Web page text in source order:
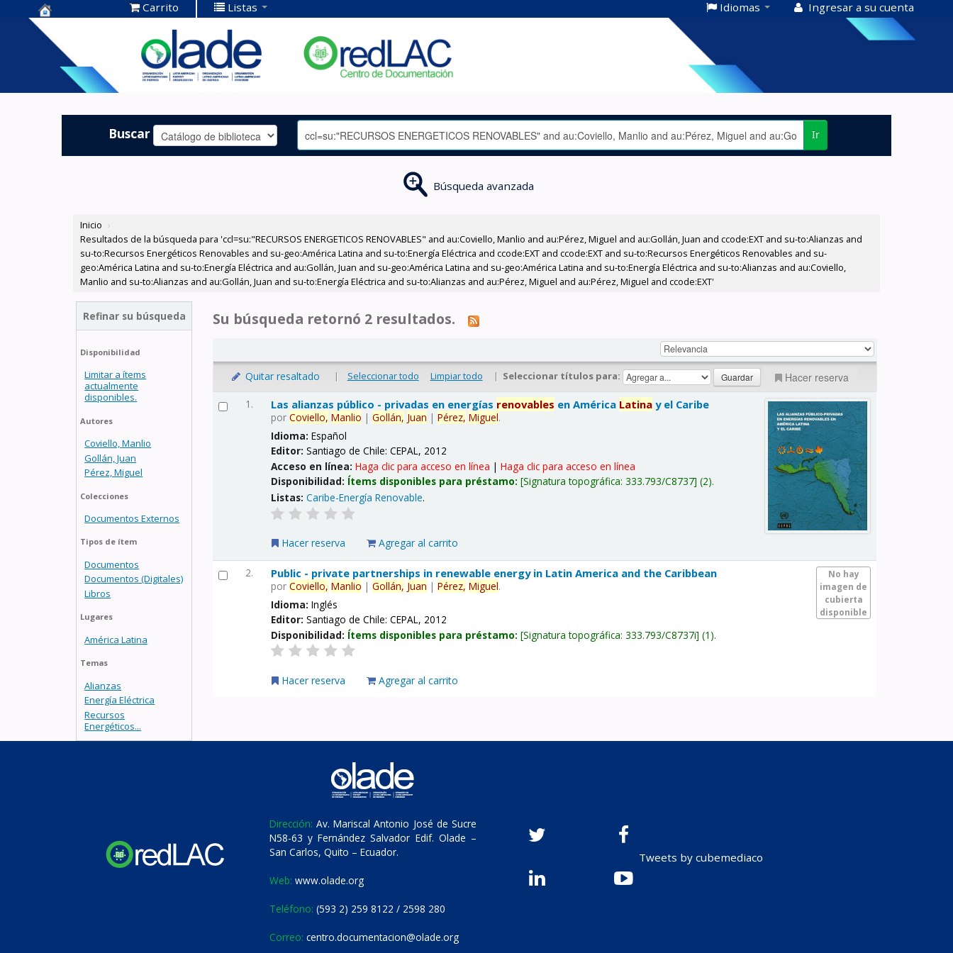
Centro de
Documentación
OLADE -
Carrito Listas Idiomas Ingresar a su cuenta
Buscar Ir
Búsqueda avanzada
Inicio ›
Resultados de la búsqueda para 'ccl=su:"RECURSOS ENERGETICOS RENOVABLES" and au:Coviello, Manlio and au:Pérez, Miguel and au:Gollán, Juan and ccode:EXT and su-to:Alianzas and
su-to:Recursos Energéticos Renovables and su-geo:América Latina and su-to:Energía Eléctrica and ccode:EXT and ccode:EXT and su-to:Recursos Energéticos Renovables and su-
geo:América Latina and su-to:Energía Eléctrica and au:Gollán, Juan and su-geo:América Latina and su-geo:América Latina and su-to:Energía Eléctrica and su-to:Alianzas and au:Coviello,
Manlio and su-to:Alianzas and au:Gollán, Juan and su-to:Energía Eléctrica and su-to:Alianzas and au:Pérez, Miguel and au:Pérez, Miguel and ccode:EXT'
Refinar su búsqueda
Disponibilidad
Limitar a ítems
actualmente
disponibles.
Autores
Coviello, Manlio
Gollán, Juan
Pérez, Miguel
Colecciones
Documentos Externos
Tipos de ítem
Documentos
Documentos (Digitales)
Libros
Lugares
América Latina
Temas
Alianzas
Energía Eléctrica
Recursos
Energéticos...
Su búsqueda retornó 2 resultados.
Quitar resaltado | Seleccionar todo Limpiar todo | Seleccionar títulos para: Hacer reserva
1. Las alianzas público - privadas en energías renovables en América Latina y el Caribe
porCoviello, Manlio |Gollán, Juan |Pérez, Miguel.
Idioma:Español
Editor:Santiago de Chile: CEPAL, 2012
Acceso en línea:Haga clic para acceso en línea |Haga clic para acceso en línea
Disponibilidad: Ítems disponibles para préstamo: Signatura topográfica:333.793/C8737 (2).
Listas: Caribe-Energía Renovable.
Hacer reserva Agregar al carrito
2.
No hay
imagen de
cubierta
disponible
Public - private partnerships in renewable energy in Latin America and the Caribbean
porCoviello, Manlio |Gollán, Juan |Pérez, Miguel.
Idioma:Inglés
Editor:Santiago de Chile: CEPAL, 2012
Disponibilidad: Ítems disponibles para préstamo: Signatura topográfica:333.793/C8737i (1).
Hacer reserva Agregar al carrito
Dirección: Av. Mariscal Antonio José de Sucre
N58-63 y Fernández Salvador Edif. Olade –
San Carlos, Quito – Ecuador.
Web: www.olade.org
Teléfono: (593 2) 259 8122 / 2598 280
Correo: centro.documentacion@olade.org
Tweets by cubemediaco